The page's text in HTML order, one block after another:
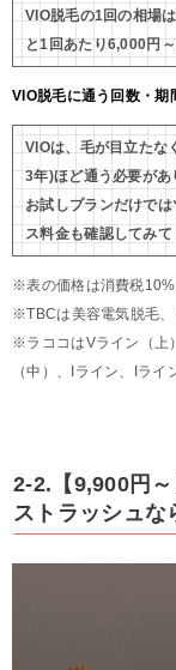
VIO脱毛の1回の相場
と1回あたり6,000円
VIO脱毛に通う回数・期
VIOは、毛が目立たな
3年)ほど通う必要が
お試しプランだけで
ス料金も確認してみて
※表の価格は消費税10%
※TBCは美容電気脱毛
※ラココはVライン（上
（中）、Iライン、Iラ
2-2.【9,900円～
ストラッシュな